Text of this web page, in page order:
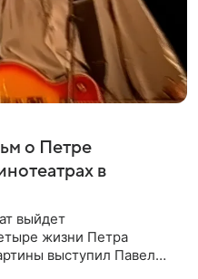
о Петре
в
выйдет
жизни Петра
выступил Павел